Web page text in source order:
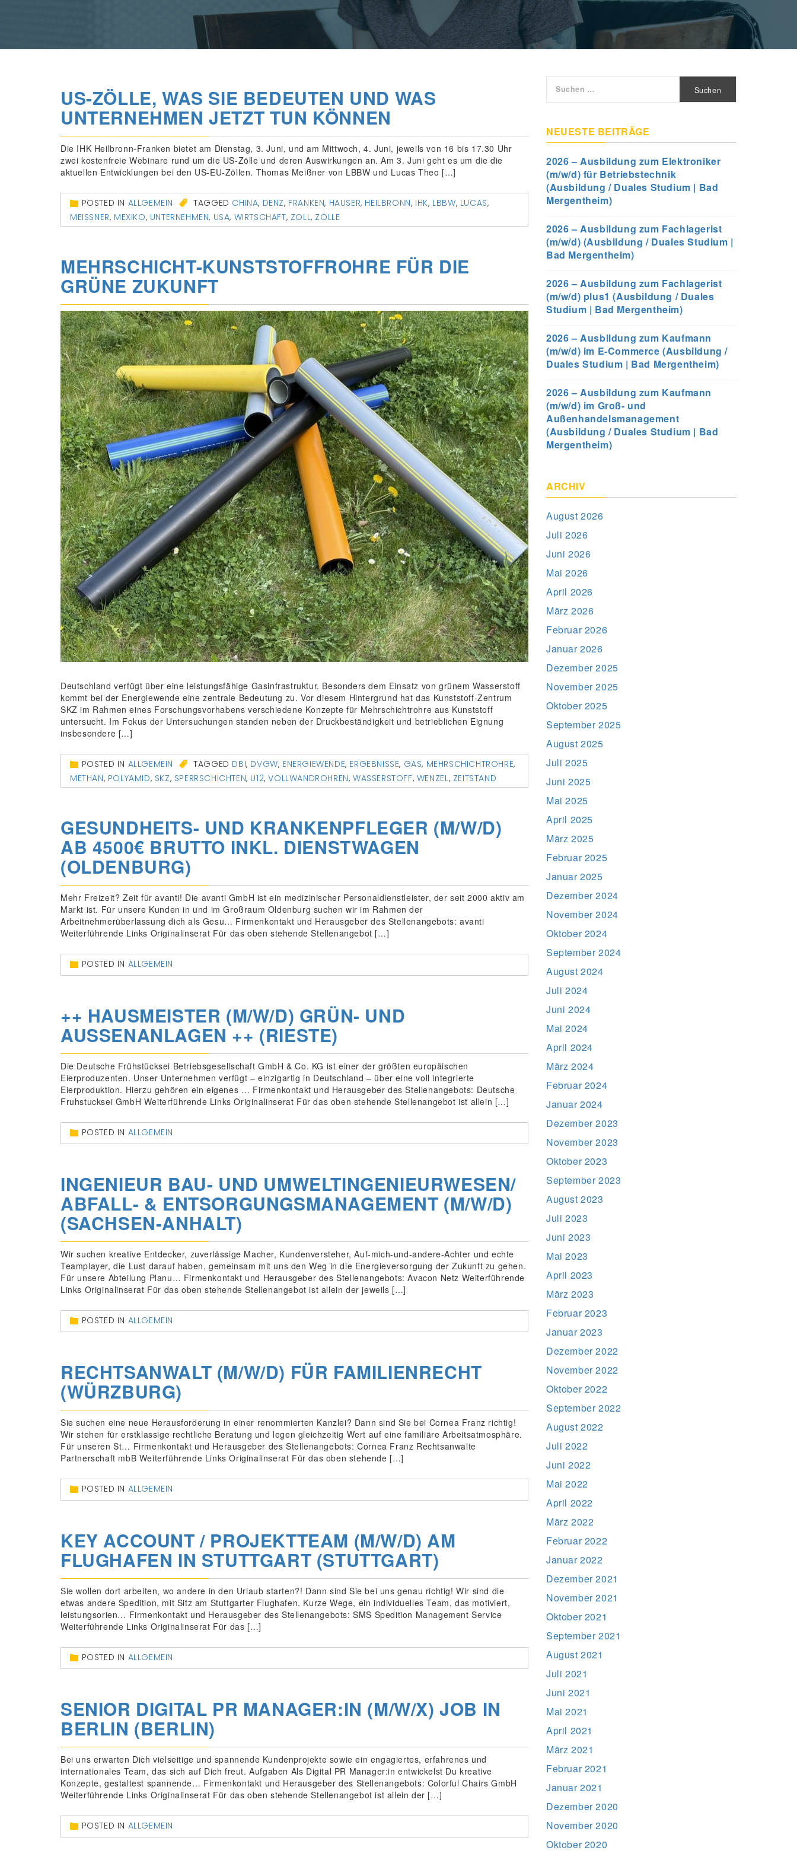
US-ZÖLLE, WAS SIE BEDEUTEN UND WAS
UNTERNEHMEN JETZT TUN KÖNNEN
Die IHK Heilbronn-Franken bietet am Dienstag, 3. Juni, und am Mittwoch, 4. Juni, jeweils von 16 bis 17.30 Uhr
zwei kostenfreie Webinare rund um die US-Zölle und deren Auswirkungen an. Am 3. Juni geht es um die die
aktuellen Entwicklungen bei den US-EU-Zöllen. Thomas Meißner von LBBW und Lucas Theo […]
POSTED IN ALLGEMEIN TAGGED CHINA, DENZ, FRANKEN, HAUSER, HEILBRONN, IHK, LBBW, LUCAS,
MEISSNER , MEXIKO, UNTERNEHMEN, USA, WIRTSCHAFT, ZOLL, ZÖLLE
MEHRSCHICHT-KUNSTSTOFFROHRE FÜR DIE
GRÜNE ZUKUNFT
Deutschland verfügt über eine leistungsfähige Gasinfrastruktur. Besonders dem Einsatz von grünem Wasserstoff
kommt bei der Energiewende eine zentrale Bedeutung zu. Vor diesem Hintergrund hat das Kunststoff-Zentrum
SKZ im Rahmen eines Forschungsvorhabens verschiedene Konzepte für Mehrschichtrohre aus Kunststoff
untersucht. Im Fokus der Untersuchungen standen neben der Druckbeständigkeit und betrieblichen Eignung
insbesondere […]
POSTED IN ALLGEMEIN TAGGED DBI, DVGW, ENERGIEWENDE, ERGEBNISSE, GAS, MEHRSCHICHTROHRE,
METHAN, POLYAMID, SKZ, SPERRSCHICHTEN, U12,VOLLWANDROHREN,WASSERSTOFF, WENZEL, ZEITSTAND
GESUNDHEITS- UND KRANKENPFLEGER (M/W/D)
AB 4500€ BRUTTO INKL. DIENSTWAGEN
(OLDENBURG)
Mehr Freizeit? Zeit für avanti! Die avanti GmbH ist ein medizinischer Personaldienstleister, der seit 2000 aktiv am
Markt ist. Für unsere Kunden in und im Großraum Oldenburg suchen wir im Rahmen der
Arbeitnehmerüberlassung dich als Gesu… Firmenkontakt und Herausgeber des Stellenangebots: avanti
Weiterführende Links Originalinserat Für das oben stehende Stellenangebot […]
POSTED IN ALLGEMEIN
++ HAUSMEISTER (M/W/D) GRÜN- UND
AUSSENANLAGEN ++ (RIESTE)
Die Deutsche Frühstücksei Betriebsgesellschaft GmbH & Co. KG ist einer der größten europäischen
Eierproduzenten. Unser Unternehmen verfügt – einzigartig in Deutschland – über eine voll integrierte
Eierproduktion. Hierzu gehören ein eigenes … Firmenkontakt und Herausgeber des Stellenangebots: Deutsche
Fruhstucksei GmbH Weiterführende Links Originalinserat Für das oben stehende Stellenangebot ist allein […]
POSTED IN ALLGEMEIN
INGENIEUR BAU- UND UMWELTINGENIEURWESEN/
ABFALL- & ENTSORGUNGSMANAGEMENT (M/W/D)
(SACHSEN-ANHALT)
Wir suchen kreative Entdecker, zuverlässige Macher, Kundenversteher, Auf-mich-und-andere-Achter und echte
Teamplayer, die Lust darauf haben, gemeinsam mit uns den Weg in die Energieversorgung der Zukunft zu gehen.
Für unsere Abteilung Planu… Firmenkontakt und Herausgeber des Stellenangebots: Avacon Netz Weiterführende
Links Originalinserat Für das oben stehende Stellenangebot ist allein der jeweils […]
POSTED IN ALLGEMEIN
RECHTSANWALT (M/W/D) FÜR FAMILIENRECHT
(WÜRZBURG)
Sie suchen eine neue Herausforderung in einer renommierten Kanzlei? Dann sind Sie bei Cornea Franz richtig!
Wir stehen für erstklassige rechtliche Beratung und legen gleichzeitig Wert auf eine familiäre Arbeitsatmosphäre.
Für unseren St… Firmenkontakt und Herausgeber des Stellenangebots: Cornea Franz Rechtsanwalte
Partnerschaft mbB Weiterführende Links Originalinserat Für das oben stehende […]
POSTED IN ALLGEMEIN
KEY ACCOUNT / PROJEKTTEAM (M/W/D) AM
FLUGHAFEN IN STUTTGART (STUTTGART)
Sie wollen dort arbeiten, wo andere in den Urlaub starten?! Dann sind Sie bei uns genau richtig! Wir sind die
etwas andere Spedition, mit Sitz am Stuttgarter Flughafen. Kurze Wege, ein individuelles Team, das motiviert,
leistungsorien… Firmenkontakt und Herausgeber des Stellenangebots: SMS Spedition Management Service
Weiterführende Links Originalinserat Für das […]
POSTED IN ALLGEMEIN
SENIOR DIGITAL PR MANAGER:IN (M/W/X) JOB IN
BERLIN (BERLIN)
Bei uns erwarten Dich vielseitige und spannende Kundenprojekte sowie ein engagiertes, erfahrenes und
internationales Team, das sich auf Dich freut. Aufgaben Als Digital PR Manager:in entwickelst Du kreative
Konzepte, gestaltest spannende… Firmenkontakt und Herausgeber des Stellenangebots: Colorful Chairs GmbH
Weiterführende Links Originalinserat Für das oben stehende Stellenangebot ist allein der […]
POSTED IN ALLGEMEIN
nach:
NEUESTE BEITRÄGE
2026 – Ausbildung zum Elektroniker
(m/w/d) für Betriebstechnik
(Ausbildung / Duales Studium | Bad
Mergentheim)
2026 – Ausbildung zum Fachlagerist
(m/w/d) (Ausbildung / Duales Studium |
Bad Mergentheim)
2026 – Ausbildung zum Fachlagerist
(m/w/d) plus1 (Ausbildung / Duales
Studium | Bad Mergentheim)
2026 – Ausbildung zum Kaufmann
(m/w/d) im E-Commerce (Ausbildung /
Duales Studium | Bad Mergentheim)
2026 – Ausbildung zum Kaufmann
(m/w/d) im Groß- und
Außenhandelsmanagement
(Ausbildung / Duales Studium | Bad
Mergentheim)
ARCHIV
August 2026
Juli 2026
Juni 2026
Mai 2026
April 2026
März 2026
Februar 2026
Januar 2026
Dezember 2025
November 2025
Oktober 2025
September 2025
August 2025
Juli 2025
Juni 2025
Mai 2025
April 2025
März 2025
Februar 2025
Januar 2025
Dezember 2024
November 2024
Oktober 2024
September 2024
August 2024
Juli 2024
Juni 2024
Mai 2024
April 2024
März 2024
Februar 2024
Januar 2024
Dezember 2023
November 2023
Oktober 2023
September 2023
August 2023
Juli 2023
Juni 2023
Mai 2023
April 2023
März 2023
Februar 2023
Januar 2023
Dezember 2022
November 2022
Oktober 2022
September 2022
August 2022
Juli 2022
Juni 2022
Mai 2022
April 2022
März 2022
Februar 2022
Januar 2022
Dezember 2021
November 2021
Oktober 2021
September 2021
August 2021
Juli 2021
Juni 2021
Mai 2021
April 2021
März 2021
Februar 2021
Januar 2021
Dezember 2020
November 2020
Oktober 2020